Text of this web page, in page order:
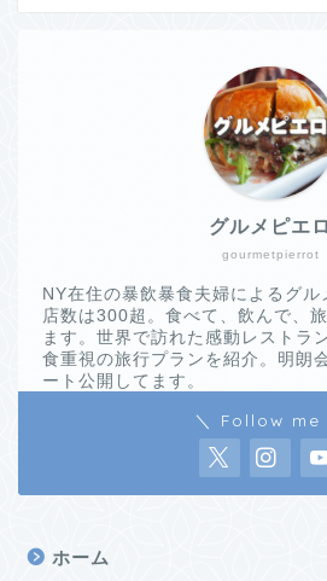
gourmetpierrot
グルメピエロ
NY在住の暴飲暴食夫婦によるグル
店数は300超。食べて、飲んで、
ます。世界で訪れた感動レストラ
食重視の旅行プランを紹介。明朗
ート公開してます。
＼ Follow me
ホーム